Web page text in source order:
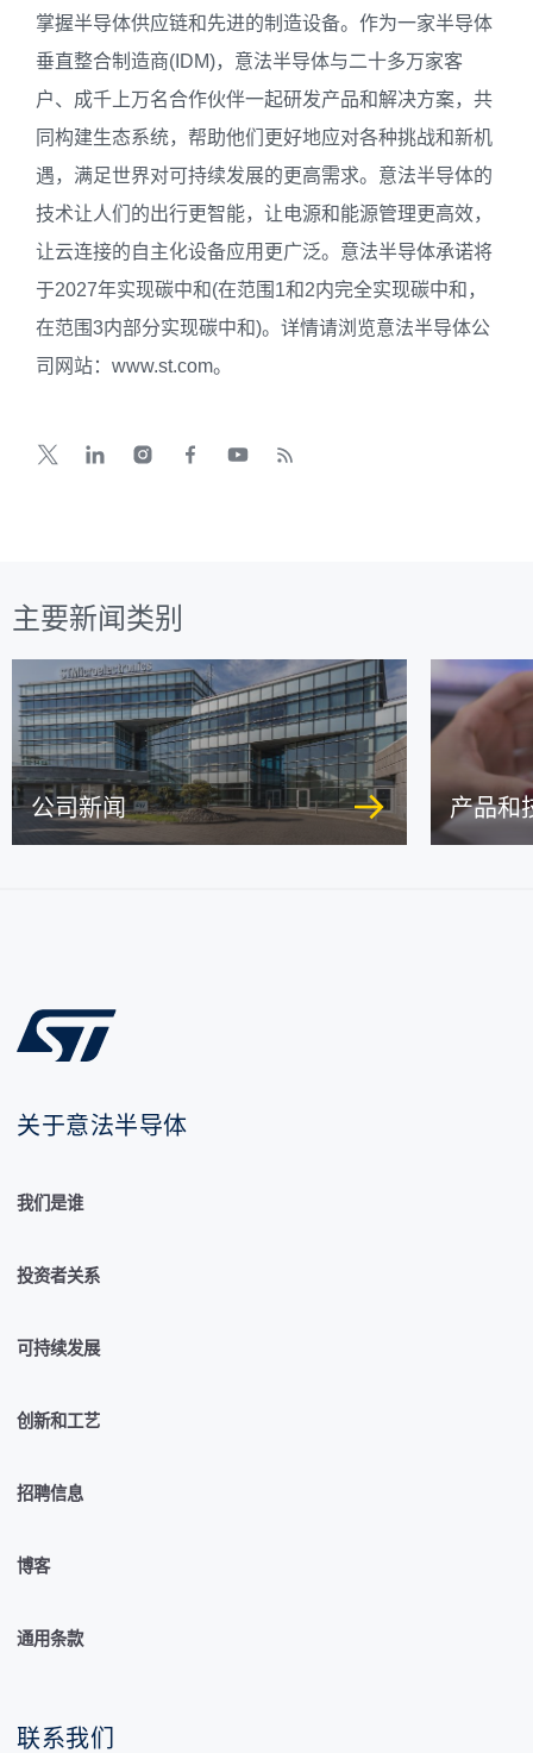
掌握半导体供应链和先进的制造设备。作为一家半导体
垂直整合制造商(IDM)，意法半导体与二十多万家客
户、成千上万名合作伙伴一起研发产品和解决方案，共
同构建生态系统，帮助他们更好地应对各种挑战和新机
遇，满足世界对可持续发展的更高需求。意法半导体的
技术让人们的出行更智能，让电源和能源管理更高效，
让云连接的自主化设备应用更广泛。意法半导体承诺将
于2027年实现碳中和(在范围1和2内完全实现碳中和，
在范围3内部分实现碳中和)。详情请浏览意法半导体公
司网站：www.st.com。
主要新闻类别
公司新闻 产品和
关于意法半导体
我们是谁
投资者关系
可持续发展
创新和工艺
招聘信息
博客
通用条款
联系我们